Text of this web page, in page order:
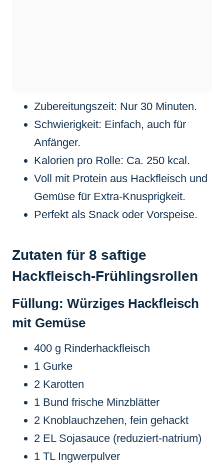
Zubereitungszeit: Nur 30 Minuten.
Schwierigkeit: Einfach, auch für
Anfänger.
Kalorien pro Rolle: Ca. 250 kcal.
Voll mit Protein aus Hackfleisch und
Gemüse für Extra-Knusprigkeit.
Perfekt als Snack oder Vorspeise.
Zutaten für 8 saftige
Hackfleisch-Frühlingsrollen
Füllung: Würziges Hackfleisch
mit Gemüse
400 g Rinderhackfleisch
1 Gurke
2 Karotten
1 Bund frische Minzblätter
2 Knoblauchzehen, fein gehackt
2 EL Sojasauce (reduziert-natrium)
1 TL Ingwerpulver